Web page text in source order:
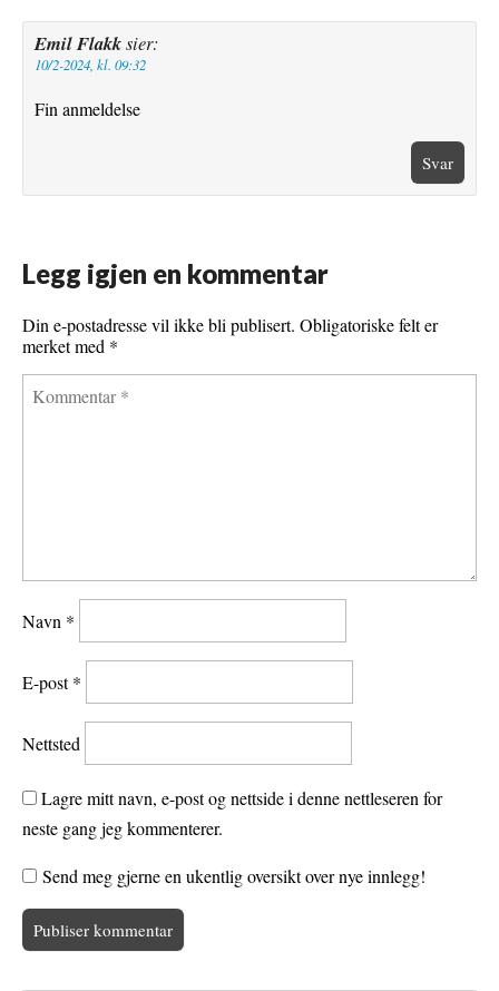
Emil Flakksier:
10/2-2024, kl. 09:32
Fin anmeldelse
Svar
Legg igjen en kommentar
Din e-postadresse vil ikke bli publisert. Obligatoriske felt er
merket med *
Navn *
E-post*
Nettsted
Lagre mitt navn, e-post og nettside i denne nettleseren for
neste gang jeg kommenterer.
Send meg gjerne en ukentlig oversikt over nye innlegg!